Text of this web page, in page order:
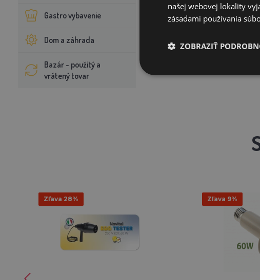
Gastro vybavenie
Dom a záhrada
Bazár - použitý a
vrátený tovar
Zľava 28% Zľava 9%
našej webovej lokality
zásadami používania
ZOBRAZIŤ